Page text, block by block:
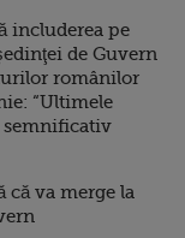
includerea pe
de Guvern
românilor
“Ultimele
semnificativ
că va merge la